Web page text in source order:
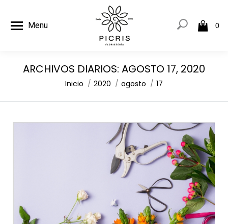
Menu 0
ARCHIVOS DIARIOS: AGOSTO 17, 2020
Estás aquí:
Inicio 2020 agosto 17